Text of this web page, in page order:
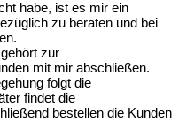
habe, ist es mir ein
zu beraten und bei
zur
mit mir abschließen.
folgt die
findet die
bestellen die Kunden